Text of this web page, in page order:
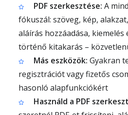
PDF szerkesztése: A
fókuszál: szöveg, kép,
aláírás hozzáadása, kiemelés
történő kitakarás –
Más eszközök: Gyakran
regisztrációt vagy fizetős
hasonló alapfunkciókért
Használd a PDF